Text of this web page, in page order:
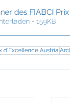
des FIABCI
• 159KB
d´Excellence Austria